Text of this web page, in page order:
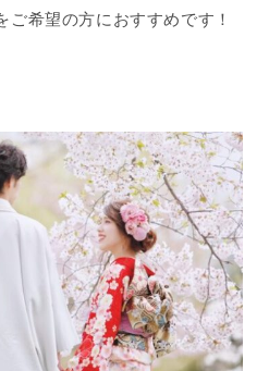
希望の方におすすめです！